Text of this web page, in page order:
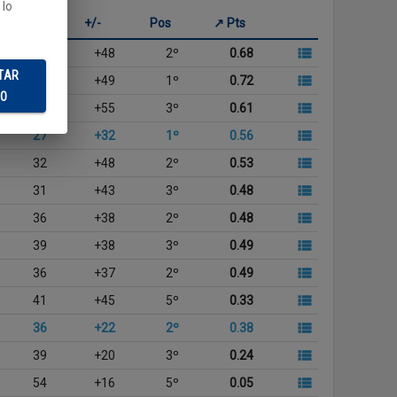
+/- Pos ↗ Pts
+48 2º
0.68
+49 1º
0.72
39 +55 3º
0.61
27 +32 1º
0.56
32 +48 2º
0.53
31 +43 3º
0.48
36 +38 2º
0.48
39 +38 3º
0.49
36 +37 2º
0.49
41 +45 5º
0.33
36 +22 2º
0.38
39 +20 3º
0.24
54 +16 5º
0.05